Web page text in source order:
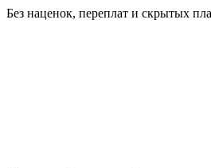
Без наценок, переплат и скрытых